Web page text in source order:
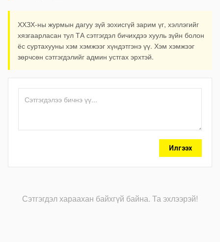
ХХЗХ-ны журмын дагуу зүй зохисгүй зарим үг, хэллэгийг
хязгаарласан тул ТА сэтгэгдэл бичихдээ хууль зүйн болон
ёс суртахууны хэм хэмжээг хүндэтгэнэ үү. Хэм хэмжээг
зөрчсөн сэтгэгдэлийг админ устгах эрхтэй.
Илгээх
Сэтгэгдэл хараахан байхгүй байна. Та эхлээрэй!